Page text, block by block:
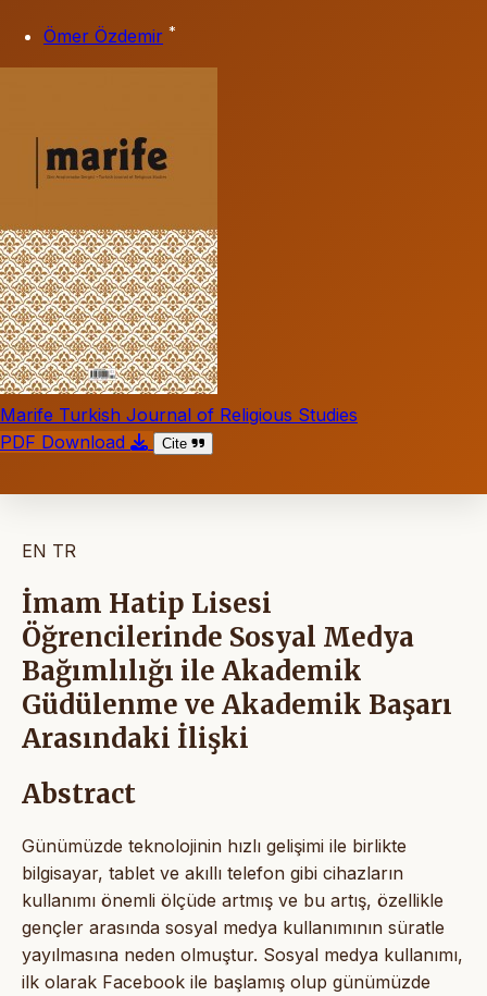
Ömer Özdemir *
Marife Turkish Journal of Religious Studies
PDF Download
Cite
EN TR
İmam Hatip Lisesi
Öğrencilerinde Sosyal Medya
Bağımlılığı ile Akademik
Güdülenme ve Akademik Başarı
Arasındaki İlişki
Abstract
Günümüzde teknolojinin hızlı gelişimi ile birlikte
bilgisayar, tablet ve akıllı telefon gibi cihazların
kullanımı önemli ölçüde artmış ve bu artış, özellikle
gençler arasında sosyal medya kullanımının süratle
yayılmasına neden olmuştur. Sosyal medya kullanımı,
ilk olarak Facebook ile başlamış olup günümüzde